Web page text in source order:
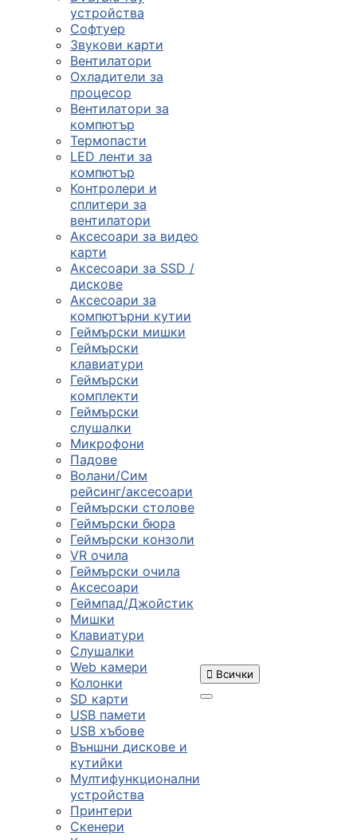
устройства
Софтуер
Звукови карти
Вентилатори
Охладители за
процесор
Вентилатори за
компютър
Термопасти
LED ленти за
компютър
Контролери и
сплитери за
вентилатори
Аксесоари за видео
карти
Аксесоари за SSD /
дискове
Аксесоари за
компютърни кутии
Геймърски мишки
Геймърски
клавиатури
Геймърски
комплекти
Геймърски
слушалки
Микрофони
Падове
Волани/Сим
рейсинг/аксесоари
Геймърски столове
Геймърски бюра
Геймърски конзоли
VR очила
Геймърски очила
Аксесоари
Геймпад/Джойстик
Мишки
Клавиатури
Слушалки
Web камери
Колонки
SD карти
USB памети
USB хъбове
Външни дискове и
кутийки
Мултифункционални
устройства
Принтери
Скенери
 Всички